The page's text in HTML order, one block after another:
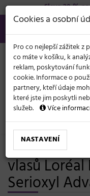
Sleva 20 %na
566 440 099
Po−pá: 8−17
Vše o
KATEGORIE
MENU
Vlasová kosmetika
Šampon
vlasů
Serioxyl
Cookies a osobní
Pro co nejlepší zážitek z
co máte v košíku, k
reklam, poskytování
cookie. Informace o
partnery, kteří údaje
které jste jim poskytli
služeb.
Více
NASTAVENÍ